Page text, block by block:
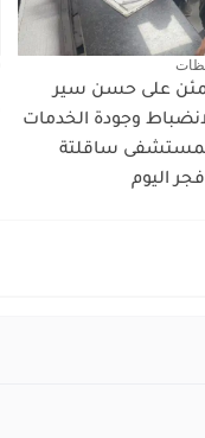
على حسن سير
وجودة الخدمات
ساقلتة
اليوم